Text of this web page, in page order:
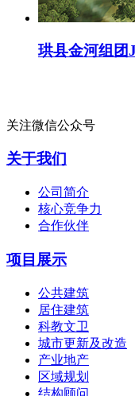
珙县金河组团
关注微信公众号
关于我们
公司简介
核心竞争力
合作伙伴
项目展示
公共建筑
居住建筑
科教文卫
城市更新及改造
产业地产
区域规划
结构顾问